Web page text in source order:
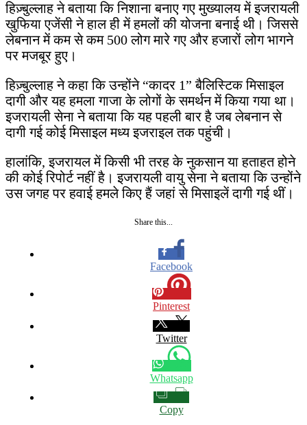
हिज़्बुल्लाह ने बताया कि निशाना बनाए गए मुख्यालय में इजरायली
खुफिया एजेंसी ने हाल ही में हमलों की योजना बनाई थी। जिससे
लेबनान में कम से कम 500 लोग मारे गए और हजारों लोग भागने
पर मजबूर हुए।
हिज़्बुल्लाह ने कहा कि उन्होंने “कादर 1” बैलिस्टिक मिसाइल
दागी और यह हमला गाजा के लोगों के समर्थन में किया गया था।
इजरायली सेना ने बताया कि यह पहली बार है जब लेबनान से
दागी गई कोई मिसाइल मध्य इजराइल तक पहुंची।
हालांकि, इजरायल में किसी भी तरह के नुकसान या हताहत होने
की कोई रिपोर्ट नहीं है। इजरायली वायु सेना ने बताया कि उन्होंने
उस जगह पर हवाई हमले किए हैं जहां से मिसाइलें दागी गई थीं।
Share this...
Facebook
Pinterest
Twitter
Whatsapp
Copy